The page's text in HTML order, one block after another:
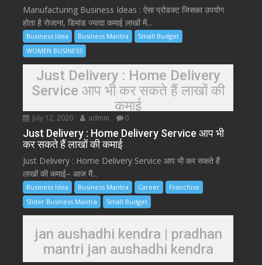
Manufacturing Business Ideas : ऐसा प्रोडक्ट जिसका उपयोग
होता है रोजाना, डिमांड ज्यादा कमाई लाखों में...
Business Idea Business Mantra
Small Budget
WOMEN BUSINESS
Just Delivery : Home Delivery
Service आप भी कर सकते हैं लाखों की
कमाई
July 12, 2020 admin 0
Just Delivery : Home Delivery Service आप भी
कर सकते हैं लाखों की कमाई
Just Delivery : Home Delivery Service आप भी कर सकते हैं
लाखों की कमाई– आज मैं...
Business Idea Business Mantra Career
Franchise
Slider Business Mantra
Small Budget
jan aushadhi kendra | pradhan
mantri jan aushadhi kendra